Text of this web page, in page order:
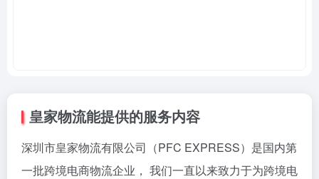
皇家物流能提供的服务内容
深圳市皇家物流有限公司（PFC EXPRESS）是国内第
一批跨境电商物流企业， 我们一直以来致力于为跨境电